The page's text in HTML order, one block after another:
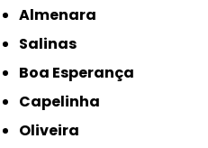
Almenara
Salinas
Boa Esperança
Capelinha
Oliveira